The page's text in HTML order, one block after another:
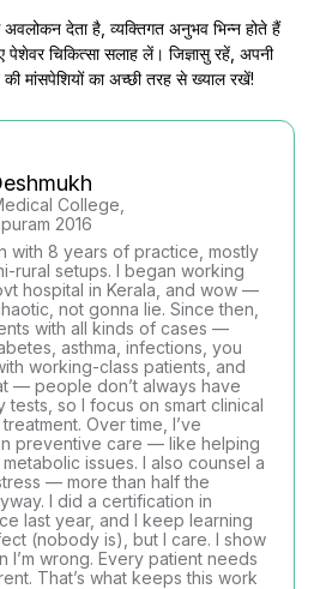
देता है, व्यक्तिगत अनुभव भिन्न होते हैं
चिकित्सा सलाह लें। जिज्ञासु रहें, अपनी
मांसपेशियों का अच्छी तरह से ख्याल रखें!
College,
2016
with 8 years of practice, mostly
rural setups. I began working
hospital in Kerala, and wow —
not gonna lie. Since then,
with all kinds of cases —
asthma, infections, you
working-class patients, and
— people don’t always have
so I focus on smart clinical
Over time, I’ve
preventive care — like helping
issues. I also counsel a
— more than half the
I did a certification in
last year, and I keep learning
(nobody is), but I care. I show
I’m wrong. Every patient needs
That’s what keeps this work